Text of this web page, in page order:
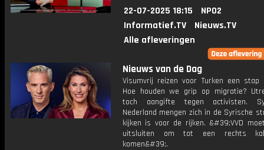
22-07-2025 18:15
NPO2
Informatief.TV
Nieuws.TV
Alle afleveringen
Nieuws van de Dag
Visumvrij reizen voor Turken een stap
Hoe houden we grip op migratie?
toch aangifte tegen activisten.
Nederland mengen zich in de Syrische
kijken is voor de rijken. &#39;VVD
uitsluiten om tot een rechts
komen&#39;.